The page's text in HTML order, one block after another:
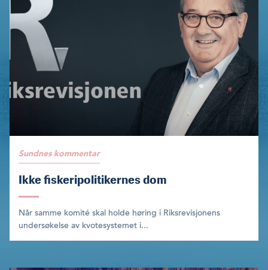
Sundnes kommentar
Ikke fiskeripolitikernes dom
Når samme komité skal holde høring i Riksre­visjonens
undersøkelse av kvotesystemet i...